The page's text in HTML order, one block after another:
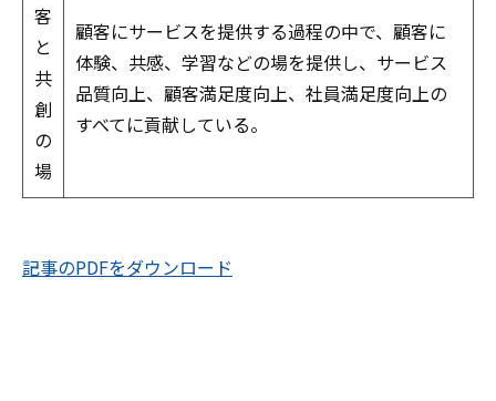
客
と
共
創
の
場
顧客にサービスを提供する過程の中で、顧客に
体験、共感、学習などの場を提供し、サービス
品質向上、顧客満足度向上、社員満足度向上の
すべてに貢献している。
記事のPDFをダウンロード